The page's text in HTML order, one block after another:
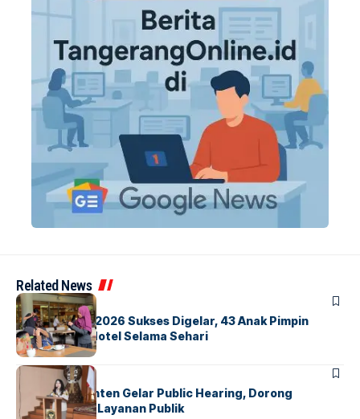
Related News
BERITAINDEX
GM For A Day 2026 Sukses Digelar, 43 Anak Pimpin
Operasional Hotel Selama Sehari
BANDARA BERITA
Karantina Banten Gelar Public Hearing, Dorong
Transparansi Layanan Publik